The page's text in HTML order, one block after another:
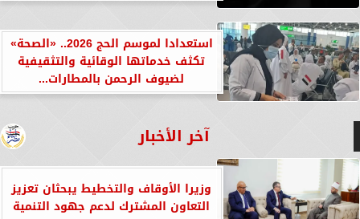
استعدادا لموسم الحج 2026.. «الصحة»
تكثف خدماتها الوقائية والتثقيفية
لضيوف الرحمن بالمطارات...
آخر الأخبار
وزيرا الأوقاف والتخطيط يبحثان تعزيز
التعاون المشترك لدعم جهود التنمية